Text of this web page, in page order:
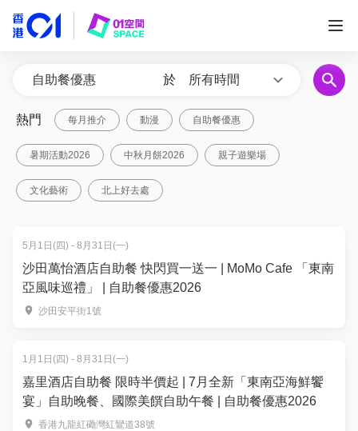
於 所有時間
熱門 每月推介 動漫 自助餐優惠
暑期活動2026 中秋月餅2026 親子遊樂場
文化藝術 北上好去處
5月1日(四) - 8月31日(一)
沙田萬怡酒店自助餐 快閃買一送一 | MoMo Cafe 「東南
亞風味巡禮」 | 自助餐優惠2026
沙田安平街1號
1月1日(四) - 8月31日(一)
嘉里酒店自助餐 限時半價起 | 7月全新「東南亞海鮮饗
宴」自助晚餐、國際美饌自助午餐 | 自助餐優惠2026
香港九龍紅磡灣紅鸞道38號